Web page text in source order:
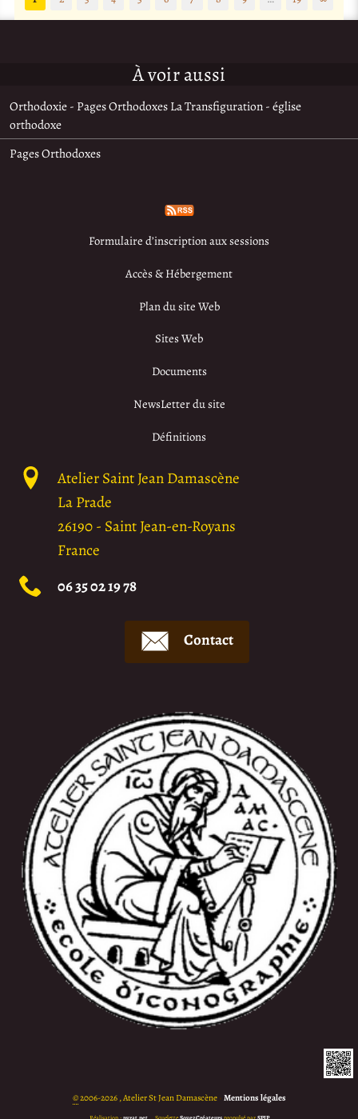
À voir aussi
Orthodoxie - Pages Orthodoxes La Transfiguration - église
orthodoxe
Pages Orthodoxes
Formulaire d’inscription aux sessions
Accès & Hébergement
Plan du site Web
Sites Web
Documents
NewsLetter du site
Définitions
Atelier Saint Jean Damascène
La Prade
26190- Saint Jean-en-Royans
France
06 35 02 19 78
Contact
©2006-2026 , Atelier St Jean Damascène • Mentions légales